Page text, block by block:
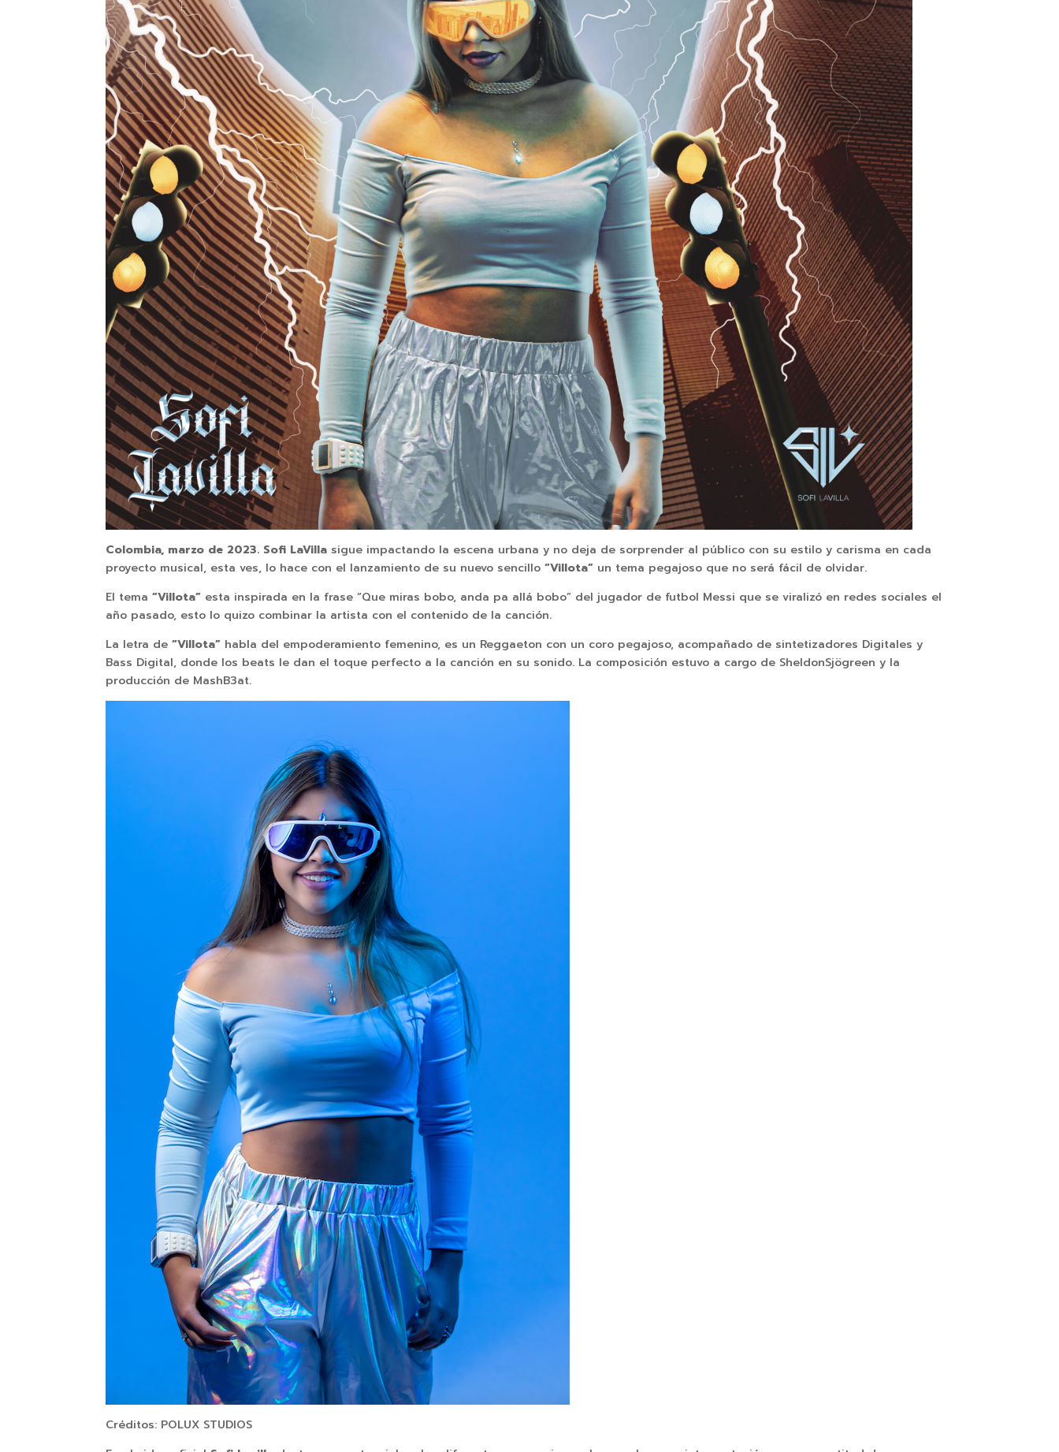
Colombia, marzo de 2023. Sofi LaVilla sigue impactando la escena urbana y no deja de sorprender al público con su estilo y carisma en cada
proyecto musical, esta ves, lo hace con el lanzamiento de su nuevo sencillo“Villota” un tema pegajoso que no será fácil de olvidar.
El tema“Villota” esta inspirada en la frase “Que miras bobo, anda pa allá bobo” del jugador de futbol Messi que se viralizó en redes sociales el
año pasado, esto lo quizo combinar la artista con el contenido de la canción.
La letra de“Villota” habla del empoderamiento femenino, es un Reggaeton con un coro pegajoso, acompañado de sintetizadores Digitales y
Bass Digital, donde los beats le dan el toque perfecto a la canción en su sonido. La composición estuvo a cargo de SheldonSjögreen y la
producción de MashB3at.
Créditos: POLUX STUDIOS